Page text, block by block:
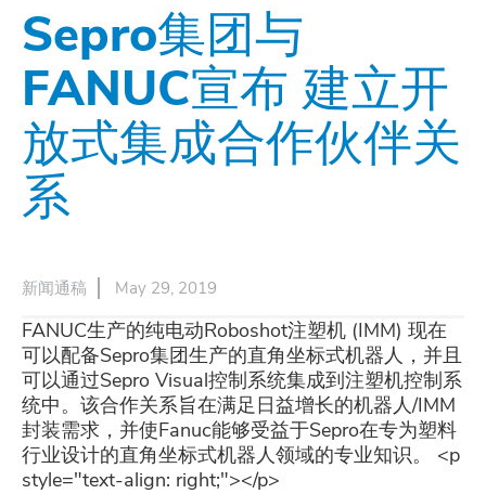
Sepro集团与
FANUC宣布 建立开
放式集成合作伙伴关
系
新闻通稿 May 29, 2019
FANUC生产的纯电动Roboshot注塑机 (IMM) 现在
可以配备Sepro集团生产的直角坐标式机器人，并且
可以通过Sepro Visual控制系统集成到注塑机控制系
统中。该合作关系旨在满足日益增长的机器人/IMM
封装需求，并使Fanuc能够受益于Sepro在专为塑料
行业设计的直角坐标式机器人领域的专业知识。 <p
style="text-align: right;"></p>